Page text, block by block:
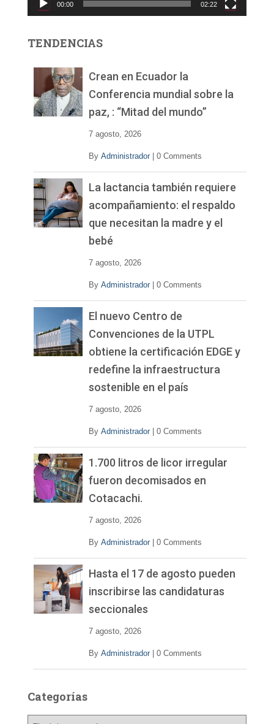
d
00:00 02:22
TENDENCIAS
Crean en Ecuador la
Conferencia mundial sobre la
paz, : “Mitad del mundo”
7 agosto, 2026
By Administrador 0 Comments
La lactancia también requiere
acompañamiento: el respaldo
que necesitan la madre y el
bebé
7 agosto, 2026
By Administrador 0 Comments
El nuevo Centro de
Convenciones de la UTPL
obtiene la certificación EDGE y
redefine la infraestructura
sostenible en el país
7 agosto, 2026
By Administrador 0 Comments
1.700 litros de licor irregular
fueron decomisados en
Cotacachi.
7 agosto, 2026
By Administrador 0 Comments
Hasta el 17 de agosto pueden
inscribirse las candidaturas
seccionales
7 agosto, 2026
By Administrador 0 Comments
Categorías